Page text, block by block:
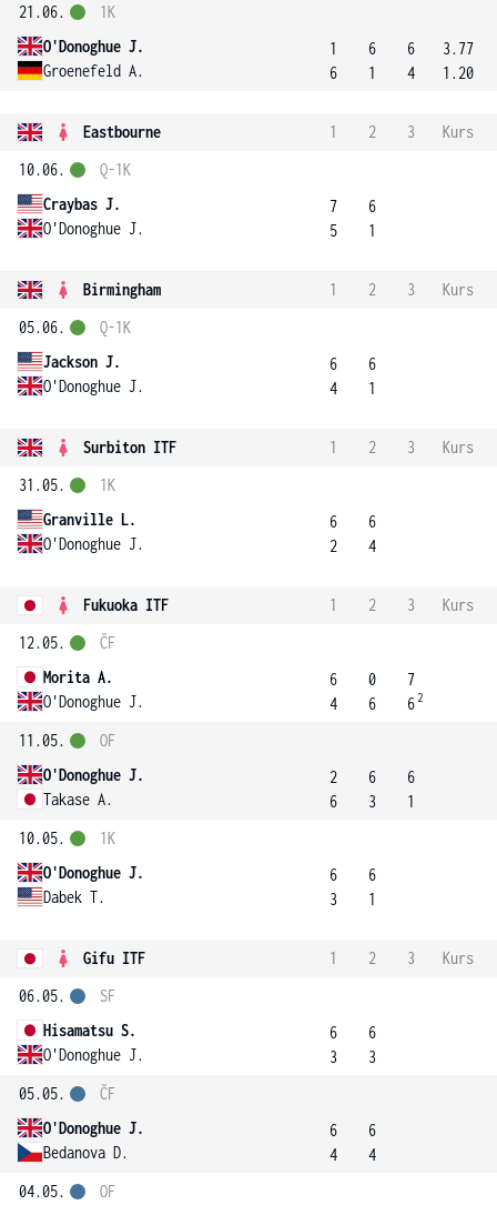
21.06.
O'Donoghue J.
Groenefeld A.
1K
1
6
6
1
6
4
3.77
1.20
Eastbourne 1 2 3
Kurs
10.06.
Craybas J.
O'Donoghue J.
Q-1K
7
5
6
1
Birmingham 1 2 3
Kurs
05.06.
Jackson J.
O'Donoghue J.
Q-1K
6
4
6
1
Surbiton ITF 1 2 3
Kurs
31.05.
Granville L.
O'Donoghue J.
1K
6
2
6
4
Fukuoka ITF 1 2 3
Kurs
12.05.
Morita A.
O'Donoghue J.
ČF
6
4
0
6
7
62
11.05.
O'Donoghue J.
Takase A.
OF
2
6
6
3
6
1
10.05.
O'Donoghue J.
Dabek T.
1K
6
3
6
1
Gifu ITF 1 2 3
Kurs
06.05.
Hisamatsu S.
O'Donoghue J.
SF
6
3
6
3
05.05.
O'Donoghue J.
Bedanova D.
ČF
6
4
6
4
04.05.
OF